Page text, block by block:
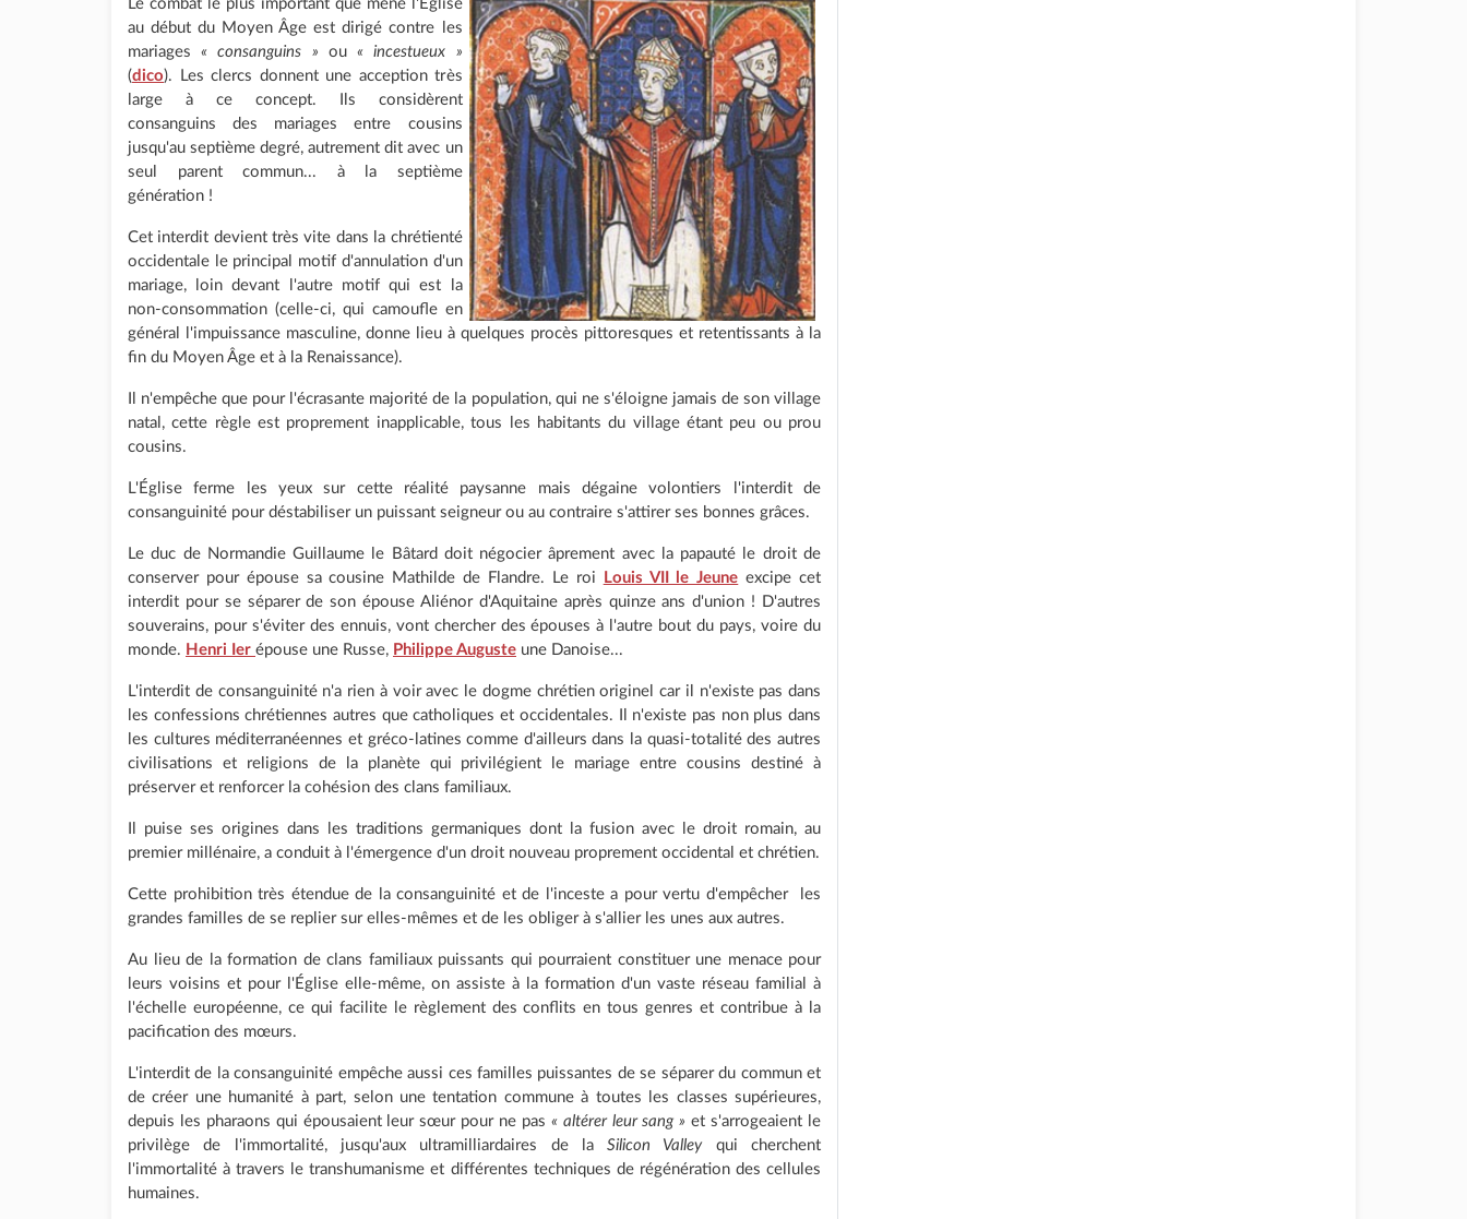
Le combat le plus important que mène l'Église
au début du Moyen Âge est dirigé contre les
mariages« consanguins » ou« incestueux »
(dico). Les clercs donnent une acception très
large à ce concept. Ils considèrent
consanguins des mariages entre cousins
jusqu'au septième degré, autrement dit avec un
seul parent commun... à la septième
génération !
Cet interdit devient très vite dans la chrétienté
occidentale le principal motif d'annulation d'un
mariage, loin devant l'autre motif qui est la
non-consommation (celle-ci, qui camoufle en
général l'impuissance masculine, donne lieu à quelques procès pittoresques et retentissants à la
fin du Moyen Âge et à la Renaissance).
Il n'empêche que pour l'écrasante majorité de la population, qui ne s'éloigne jamais de son village
natal, cette règle est proprement inapplicable, tous les habitants du village étant peu ou prou
cousins.
L'Église ferme les yeux sur cette réalité paysanne mais dégaine volontiers l'interdit de
consanguinité pour déstabiliser un puissant seigneur ou au contraire s'attirer ses bonnes grâces.
Le duc de Normandie Guillaume le Bâtard doit négocier âprement avec la papauté le droit de
conserver pour épouse sa cousine Mathilde de Flandre. Le roi
Louis VII le Jeune excipe cet
interdit pour se séparer de son épouse Aliénor d'Aquitaine après quinze ans d'union ! D'autres
souverains, pour s'éviter des ennuis, vont chercher des épouses à l'autre bout du pays, voire du
monde. Henri Ier épouse une Russe, Philippe Auguste une Danoise...
L'interdit de consanguinité n'a rien à voir avec le dogme chrétien originel car il n'existe pas dans
les confessions chrétiennes autres que catholiques et occidentales. Il n'existe pas non plus dans
les cultures méditerranéennes et gréco-latines comme d'ailleurs dans la quasi-totalité des autres
civilisations et religions de la planète qui privilégient le mariage entre cousins destiné à
préserver et renforcer la cohésion des clans familiaux.
Il puise ses origines dans les traditions germaniques dont la fusion avec le droit romain, au
premier millénaire, a conduit à l'émergence d'un droit nouveau proprement occidental et chrétien.
Cette prohibition très étendue de la consanguinité et de l'inceste a pour vertu d'empêcher les
grandes familles de se replier sur elles-mêmes et de les obliger à s'allier les unes aux autres.
Au lieu de la formation de clans familiaux puissants qui pourraient constituer une menace pour
leurs voisins et pour l'Église elle-même, on assiste à la formation d'un vaste réseau familial à
l'échelle européenne, ce qui facilite le règlement des conflits en tous genres et contribue à la
pacification des mœurs.
L'interdit de la consanguinité empêche aussi ces familles puissantes de se séparer du commun et
de créer une humanité à part, selon une tentation commune à toutes les classes supérieures,
depuis les pharaons qui épousaient leur sœur pour ne pas « altérer leur sang » et s'arrogeaient le
privilège de l'immortalité, jusqu'aux ultramilliardaires de laSilicon Valleyqui cherchent
l'immortalité à travers le transhumanisme et différentes techniques de régénération des cellules
humaines.